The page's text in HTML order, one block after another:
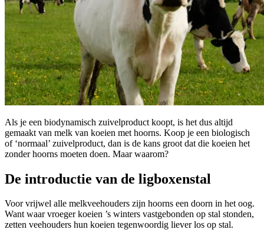
Als je een biodynamisch zuivelproduct koopt, is het dus altijd
gemaakt van melk van koeien met hoorns. Koop je een biologisch
of ‘normaal’ zuivelproduct, dan is de kans groot dat die koeien het
zonder hoorns moeten doen. Maar waarom?
De introductie van de ligboxenstal
Voor vrijwel alle melkveehouders zijn hoorns een doorn in het oog.
Want waar vroeger koeien ’s winters vastgebonden op stal stonden,
zetten veehouders hun koeien tegenwoordig liever los op stal.